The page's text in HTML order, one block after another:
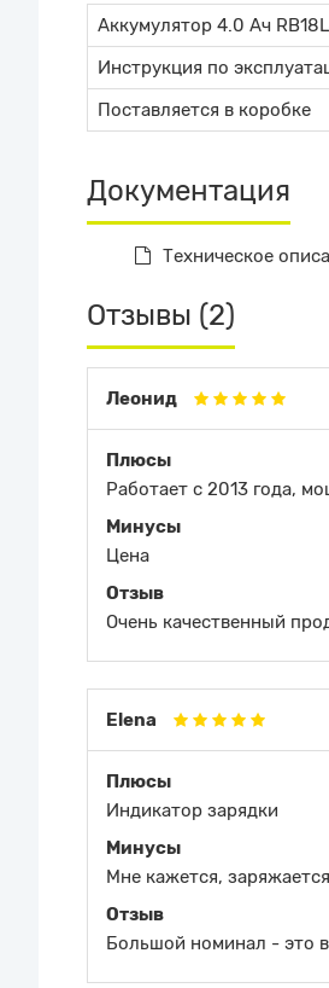
Аккумулятор 4.0 Ач
Инструкция по
Поставляется в коробке
Документация
Техническое
Отзывы (2)
Леонид
Плюсы
Работает с 2013 года,
Минусы
Цена
Отзыв
Очень качественный
Elena
Плюсы
Индикатор зарядки
Минусы
Мне кажется,
Отзыв
Большой номинал - это